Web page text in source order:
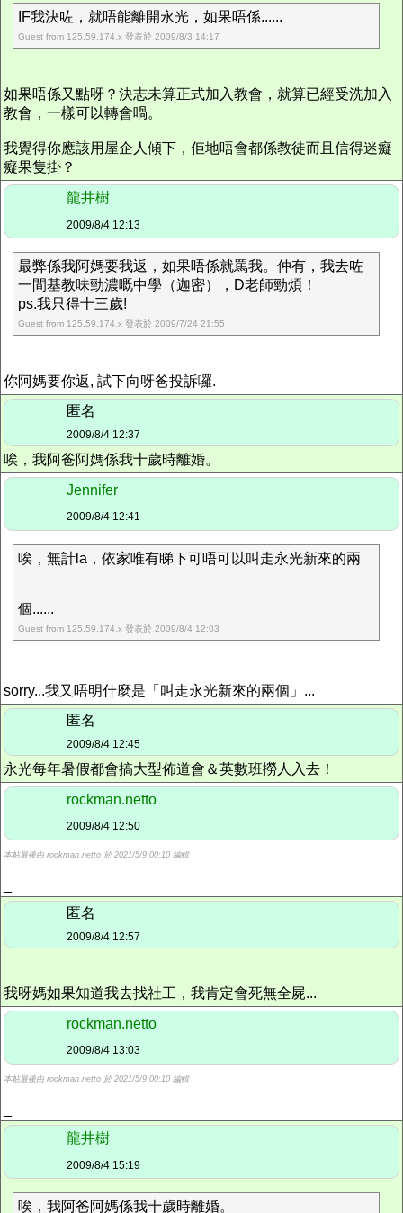
IF我決咗，就唔能離開永光，如果唔係......
Guest from 125.59.174.x 發表於 2009/8/3 14:17
如果唔係又點呀？決志未算正式加入教會，就算已經受洗加入
教會，一樣可以轉會喎。
我覺得你應該用屋企人傾下，佢地唔會都係教徒而且信得迷癡
癡果隻掛？
龍井樹
2009/8/4 12:13
最弊係我阿媽要我返，如果唔係就罵我。仲有，我去咗
一間基教味勁濃嘅中學（迦密），D老師勁煩！
ps.我只得十三歲!
Guest from 125.59.174.x 發表於 2009/7/24 21:55
你阿媽要你返, 試下向呀爸投訴囉.
匿名
2009/8/4 12:37
唉，我阿爸阿媽係我十歲時離婚。
Jennifer
2009/8/4 12:41
唉，無計la，依家唯有睇下可唔可以叫走永光新來的兩
個......
Guest from 125.59.174.x 發表於 2009/8/4 12:03
sorry...我又唔明什麼是「叫走永光新來的兩個」...
匿名
2009/8/4 12:45
永光每年暑假都會搞大型佈道會＆英數班撈人入去！
rockman.netto
2009/8/4 12:50
本帖最後由 rockman.netto 於 2021/5/9 00:10 編輯
匿名
2009/8/4 12:57
我呀媽如果知道我去找社工，我肯定會死無全屍...
rockman.netto
2009/8/4 13:03
本帖最後由 rockman.netto 於 2021/5/9 00:10 編輯
龍井樹
2009/8/4 15:19
唉，我阿爸阿媽係我十歲時離婚。